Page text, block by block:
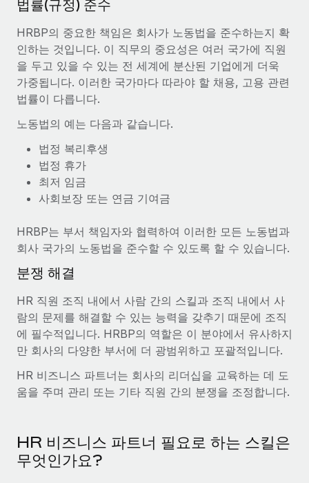
법률(규정) 준수
HRBP의 중요한 책임은 회사가 노동법을 준수하는지 확
인하는 것입니다. 이 직무의 중요성은 여러 국가에 직원
을 두고 있을 수 있는 전 세계에 분산된 기업에게 더욱
가중됩니다. 이러한 국가마다 따라야 할 채용, 고용 관련
법률이 다릅니다.
노동법의 예는 다음과 같습니다.
법정 복리후생
법정 휴가
최저 임금
사회보장 또는 연금 기여금
HRBP는 부서 책임자와 협력하여 이러한 모든 노동법과
회사 국가의 노동법을 준수할 수 있도록 할 수 있습니다.
분쟁 해결
HR 직원 조직 내에서 사람 간의 스킬과 조직 내에서 사
람의 문제를 해결할 수 있는 능력을 갖추기 때문에 조직
에 필수적입니다. HRBP의 역할은 이 분야에서 유사하지
만 회사의 다양한 부서에 더 광범위하고 포괄적입니다.
HR 비즈니스 파트너는 회사의 리더십을 교육하는 데 도
움을 주며 관리 또는 기타 직원 간의 분쟁을 조정합니다.
HR 비즈니스 파트너 필요로 하는 스킬은
무엇인가요?